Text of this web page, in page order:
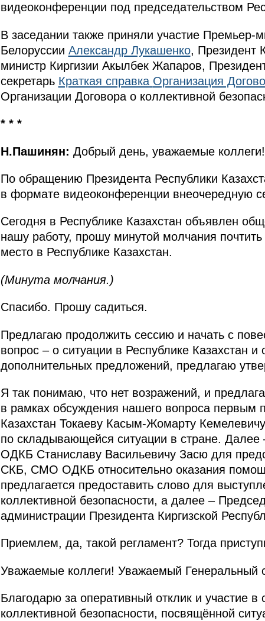
видеоконференции под председательством
В заседании также приняли участие Премьер-
Белоруссии Александр Лукашенко, Президент
министр Киргизии Акылбек Жапаров,
секретарь Краткая справка Организация
Организации Договора о коллективной
* * *
Н.Пашинян: Добрый день, уважаемые коллеги!
По обращению Президента Республики
в формате видеоконференции внеочередную
Сегодня в Республике Казахстан объявлен
нашу работу, прошу минутой молчания
место в Республике Казахстан.
(Минута молчания.)
Спасибо. Прошу садиться.
Предлагаю продолжить сессию и начать с
вопрос – о ситуации в Республике Казахстан
дополнительных предложений, предлагаю
Я так понимаю, что нет возражений, и
в рамках обсуждения нашего вопроса первым
Казахстан Токаеву Касым-Жомарту
по складывающейся ситуации в стране. Далее
ОДКБ Станиславу Васильевичу Засю для
СКБ, СМО ОДКБ относительно оказания
предлагается предоставить слово для
коллективной безопасности, а далее –
администрации Президента Киргизской
Приемлем, да, такой регламент? Тогда
Уважаемые коллеги! Уважаемый Генеральный
Благодарю за оперативный отклик и участие
коллективной безопасности, посвящённой